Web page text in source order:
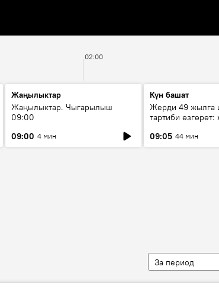
02:00
Жаңылыктар
Жаңылыктар. Чыгарылыш
09:00
09:00 4 мин
Күн башат
Жерди 49 жылга
тартиби өзгөрөт:
09:05 44 мин
За период